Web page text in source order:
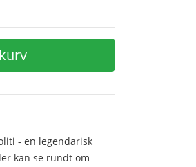
- en legendarisk
kan se rundt om